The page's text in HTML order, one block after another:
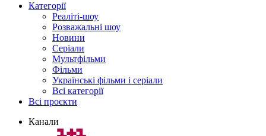
Категорії
Реаліті-шоу
Розважальні шоу
Новини
Серіали
Мультфільми
Фільми
Українські фільми і серіали
Всі категорії
Всі проєкти
Канали